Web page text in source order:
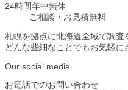
24時間年中無休
ご相談 ・ お見積無料
札幌を拠点に北海道全域で調査
どんな些細なことでもお気軽に
Our social media
お電話でのお問い合わせ